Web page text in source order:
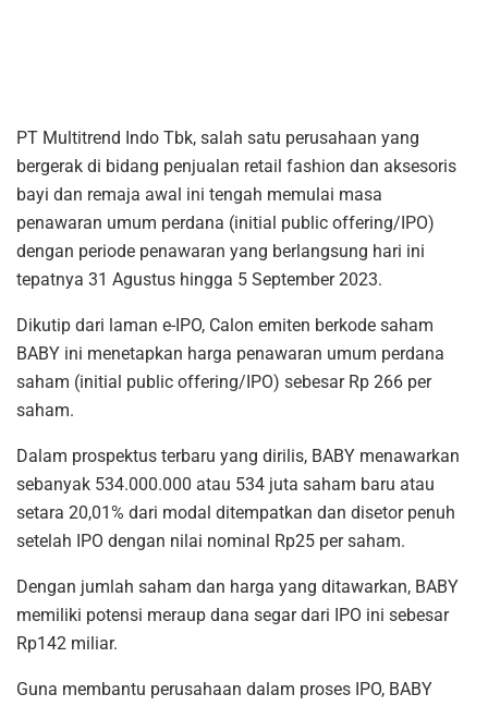
PT Multitrend Indo Tbk, salah satu perusahaan yang
bergerak di bidang penjualan retail fashion dan aksesoris
bayi dan remaja awal ini tengah memulai masa
penawaran umum perdana (initial public offering/IPO)
dengan periode penawaran yang berlangsung hari ini
tepatnya 31 Agustus hingga 5 September 2023.
Dikutip dari laman e-IPO, Calon emiten berkode saham
BABY ini menetapkan harga penawaran umum perdana
saham (initial public offering/IPO) sebesar Rp 266 per
saham.
Dalam prospektus terbaru yang dirilis, BABY menawarkan
sebanyak 534.000.000 atau 534 juta saham baru atau
setara 20,01% dari modal ditempatkan dan disetor penuh
setelah IPO dengan nilai nominal Rp25 per saham.
Dengan jumlah saham dan harga yang ditawarkan, BABY
memiliki potensi meraup dana segar dari IPO ini sebesar
Rp142 miliar.
Guna membantu perusahaan dalam proses IPO, BABY